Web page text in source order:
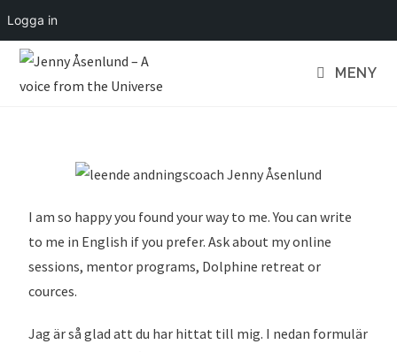
Logga in
MENY
I am so happy you found your way to me. You can write
to me in English if you prefer. Ask about my online
sessions, mentor programs, Dolphine retreat or
cources.
Jag är så glad att du har hittat till mig. I nedan formulär